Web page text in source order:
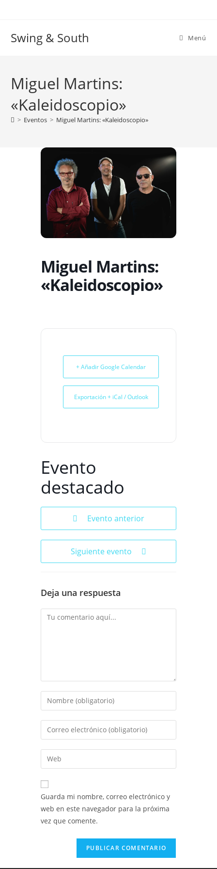
Swing & South Menú
Miguel Martins:
«Kaleidoscopio»
> Eventos > Miguel Martins: «Kaleidoscopio»
Miguel Martins:
«Kaleidoscopio»
+ Añadir Google Calendar
Exportación + iCal / Outlook
Evento
destacado
Evento anterior
Siguiente evento
Deja una respuesta
Comentario
Introduce
tu
nombre
de
usuario
para
comentar
Introduce
tu
dirección
de
electrónico
para
comentar
Introduce
la
URL
de
(opcional)
Guarda mi nombre, correo electrónico y
web en este navegador para la próxima
vez que comente.